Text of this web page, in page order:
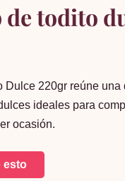
todito
Dulce 220gr reúne una
ideales para
ocasión.
esto